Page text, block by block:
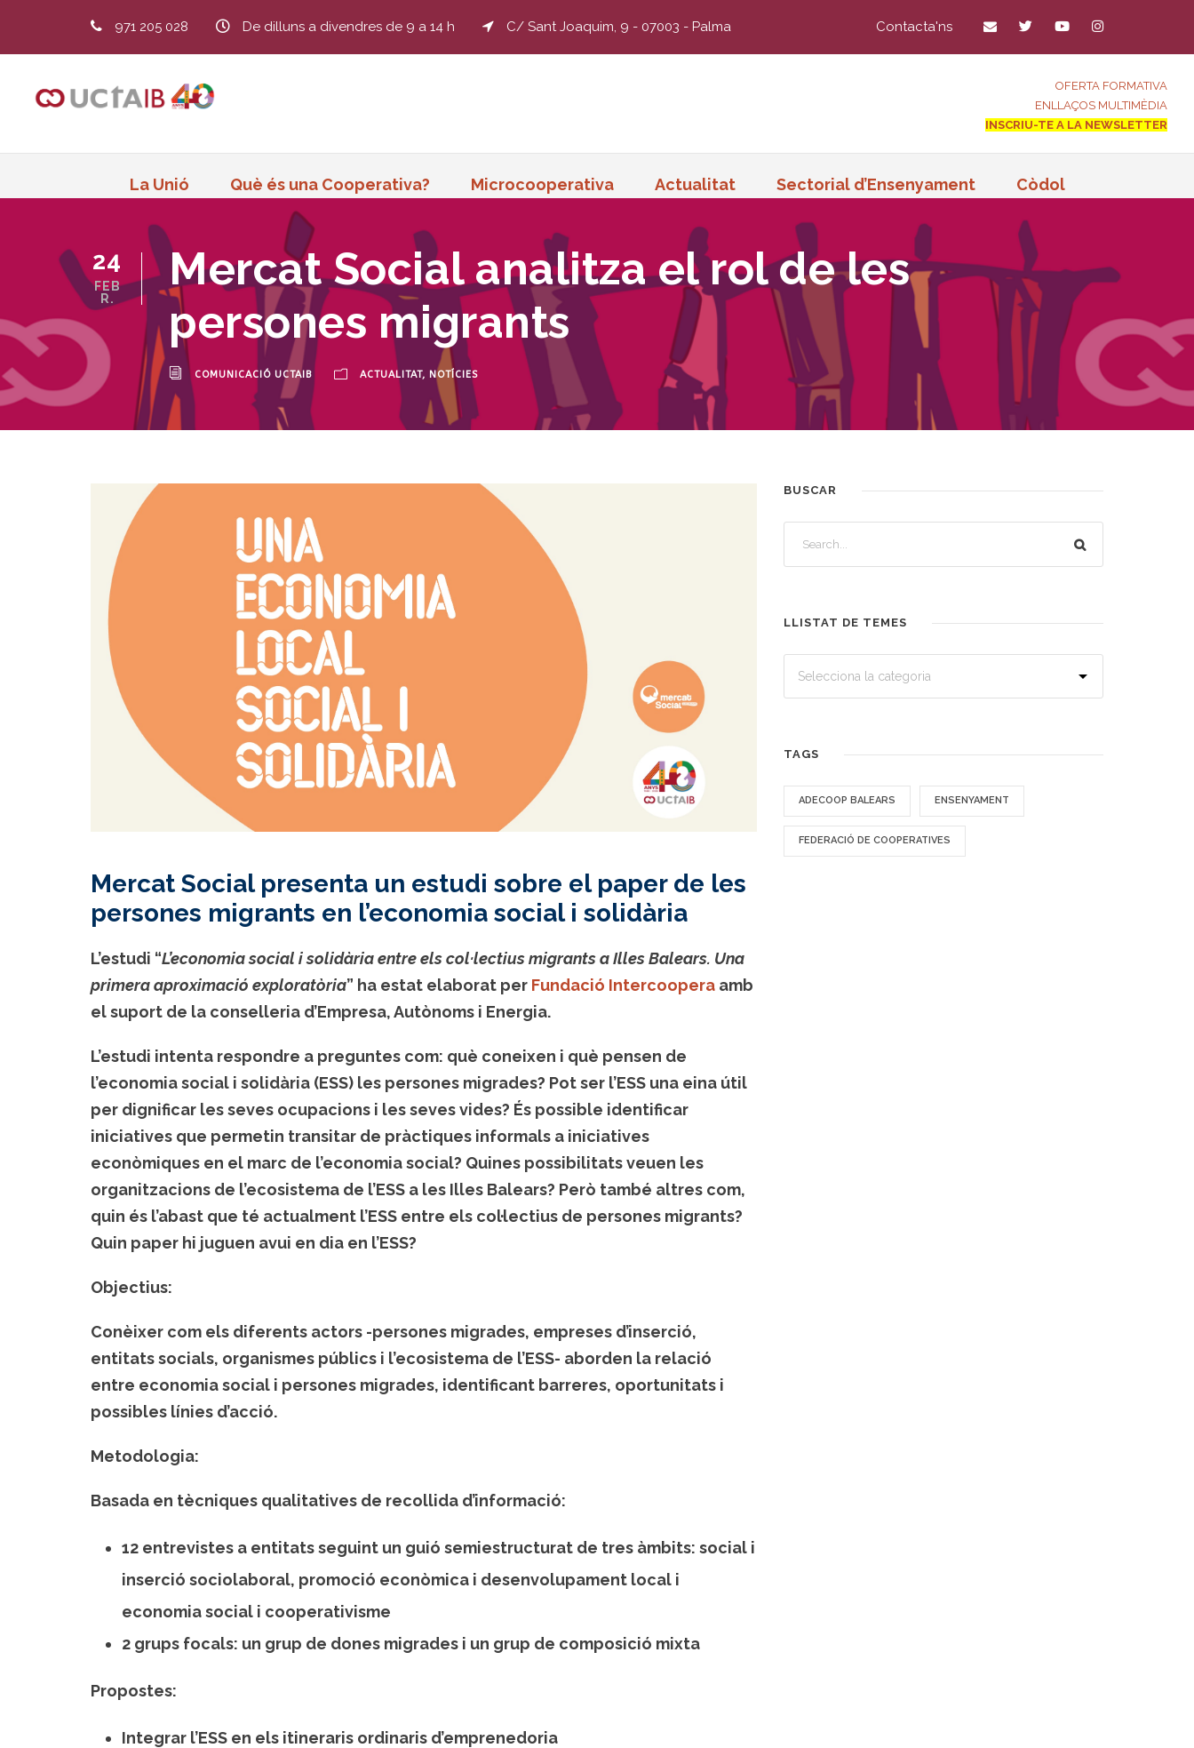
971 205 028 De dilluns a divendres de 9 a 14 h C/ Sant Joaquim, 9 - 07003 - Palma Contacta'ns
OFERTA FORMATIVA
ENLLAÇOS MULTIMÈDIA
INSCRIU-TE A LA NEWSLETTER
La Unió Què és una Cooperativa? Microcooperativa Actualitat Sectorial d’Ensenyament Còdol
24
FEB
R.
Mercat Social analitza el rol de les
persones migrants
COMUNICACIÓ UCTAIB ACTUALITAT, NOTÍCIES
Mercat Social presenta un estudi sobre el paper de les
persones migrants en l’economia social i solidària
L’estudi “L’economia social i solidària entre els col·lectius migrants a Illes Balears. Una
primera aproximació exploratòria” ha estat elaborat per Fundació Intercoopera amb
el suport de la conselleria d’Empresa, Autònoms i Energia.
L’estudi intenta respondre a preguntes com: què coneixen i què pensen de
l’economia social i solidària (ESS) les persones migrades? Pot ser l’ESS una eina útil
per dignificar les seves ocupacions i les seves vides? És possible identificar
iniciatives que permetin transitar de pràctiques informals a iniciatives
econòmiques en el marc de l’economia social? Quines possibilitats veuen les
organitzacions de l’ecosistema de l’ESS a les Illes Balears? Però també altres com,
quin és l’abast que té actualment l’ESS entre els col·lectius de persones migrants?
Quin paper hi juguen avui en dia en l’ESS?
Objectius:
Conèixer com els diferents actors -persones migrades, empreses d’inserció,
entitats socials, organismes públics i l’ecosistema de l’ESS- aborden la relació
entre economia social i persones migrades, identificant barreres, oportunitats i
possibles línies d’acció.
Metodologia:
Basada en tècniques qualitatives de recollida d’informació:
12 entrevistes a entitats seguint un guió semiestructurat de tres àmbits: social i
inserció sociolaboral, promoció econòmica i desenvolupament local i
economia social i cooperativisme
2 grups focals: un grup de dones migrades i un grup de composició mixta
Propostes:
Integrar l’ESS en els itineraris ordinaris d’emprenedoria
BUSCAR
LLISTAT DE TEMES
TAGS
ADECOOP BALEARS ENSENYAMENT
FEDERACIÓ DE COOPERATIVES